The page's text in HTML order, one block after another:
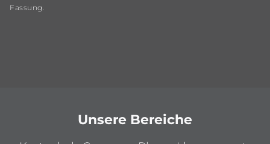
Fassung.
Unsere Bereiche